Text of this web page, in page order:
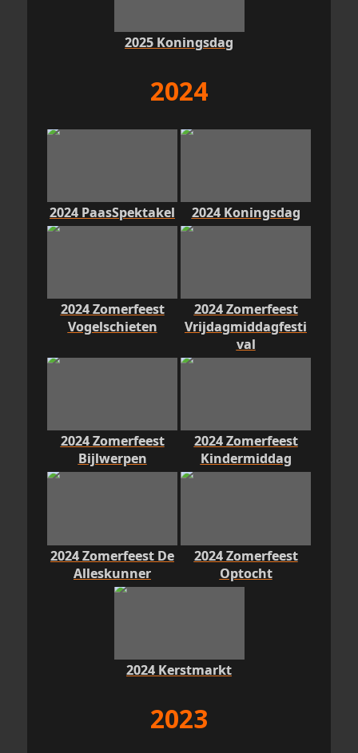
2025 Koningsdag
2024
2024 PaasSpektakel 2024 Koningsdag
2024 Zomerfeest
Vogelschieten
2024 Zomerfeest
Vrijdagmiddagfesti
val
2024 Zomerfeest
Bijlwerpen
2024 Zomerfeest
Kindermiddag
2024 Zomerfeest De
Alleskunner
2024 Zomerfeest
Optocht
2024 Kerstmarkt
2023